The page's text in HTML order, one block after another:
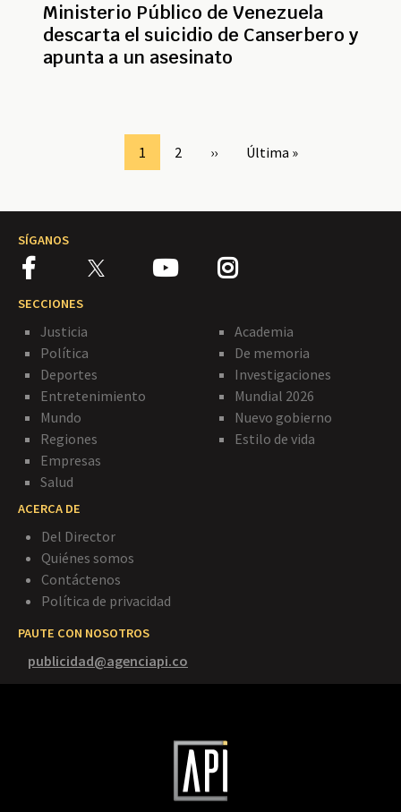
Ministerio Público de Venezuela
descarta el suicidio de Canserbero y
apunta a un asesinato
Page
1 Page
2
Siguiente
››
Última
Última »
SÍGANOS
SECCIONES
Justicia
Política
Deportes
Entretenimiento
Mundo
Regiones
Empresas
Salud
Academia
De memoria
Investigaciones
Mundial 2026
Nuevo gobierno
Estilo de vida
ACERCA DE
Del Director
Quiénes somos
Contáctenos
Política de privacidad
PAUTE CON NOSOTROS
publicidad@agenciapi.co